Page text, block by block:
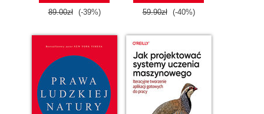
89.00zł (-39%) 59.90zł (-40%)